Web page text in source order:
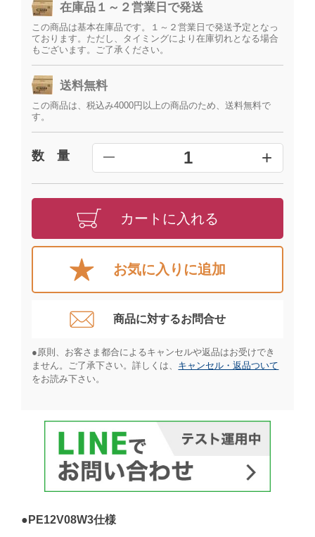
在庫品１～２営業日で発送
この商品は基本在庫品です。１～２営業日で発送予定となっ
ております。ただし、タイミングにより在庫切れとなる場合
もございます。ご了承ください。
送料無料
この商品は、税込み4000円以上の商品のため、送料無料で
す。
数 量 ━ 1 +
カートに入れる
お気に入りに追加
商品に対するお問合せ​
●原則、お客さま都合によるキャンセルや返品はお受けでき
ません。ご了承下さい。詳しくは、 キャンセル・返品ついて
をお読み下さい。​
●PE12V08W3仕様